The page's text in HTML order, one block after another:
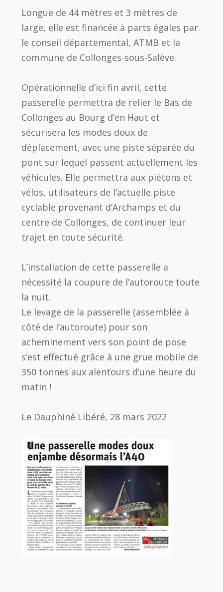
Longue de 44 mètres et 3 mètres de
large, elle est financée à parts égales par
le conseil départemental, ATMB et la
commune de Collonges-sous-Salève.
Opérationnelle d’ici fin avril, cette
passerelle permettra de relier le Bas de
Collonges au Bourg d’en Haut et
sécurisera les modes doux de
déplacement, avec une piste séparée du
pont sur lequel passent actuellement les
véhicules. Elle permettra aux piétons et
vélos, utilisateurs de l’actuelle piste
cyclable provenant d’Archamps et du
centre de Collonges, de continuer leur
trajet en toute sécurité.
L’installation de cette passerelle a
nécessité la coupure de l’autoroute toute
la nuit.
Le levage de la passerelle (assemblée à
côté de l’autoroute) pour son
acheminement vers son point de pose
s’est effectué grâce à une grue mobile de
350 tonnes aux alentours d’une heure du
matin !
Le Dauphiné Libéré, 28 mars 2022